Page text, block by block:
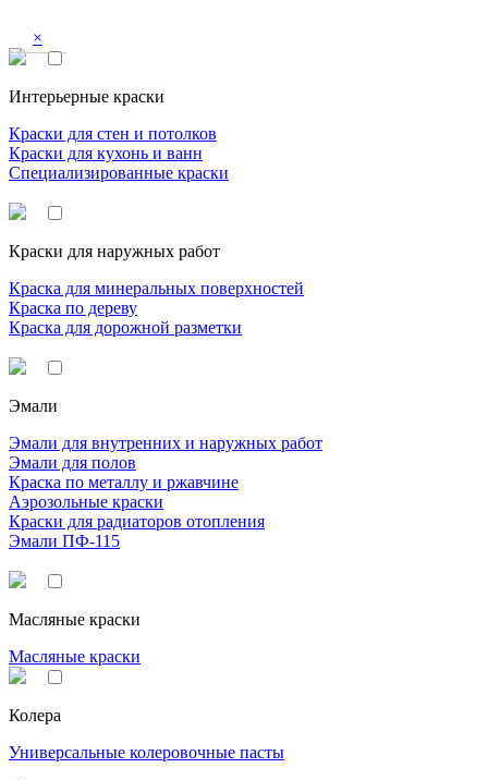
×
Интерьерные краски
Краски для стен и потолков
Краски для кухонь и ванн
Специализированные краски
Краски для наружных работ
Краска для минеральных поверхностей
Краска по дереву
Краска для дорожной разметки
Эмали
Эмали для внутренних и наружных работ
Эмали для полов
Краска по металлу и ржавчине
Аэрозольные краски
Краски для радиаторов отопления
Эмали ПФ-115
Масляные краски
Масляные краски
Колера
Универсальные колеровочные пасты